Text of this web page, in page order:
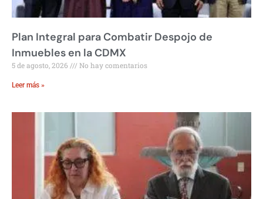
Plan Integral para Combatir Despojo de
Inmuebles en la CDMX
5 de agosto, 2026 No hay comentarios
Leer más »